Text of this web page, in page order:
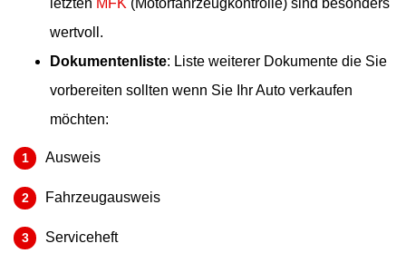
letzten MFK (Motorfahrzeugkontrolle) sind besonders
wertvoll.
Dokumentenliste: Liste weiterer Dokumente die Sie
vorbereiten sollten wenn Sie Ihr Auto verkaufen
möchten:
Ausweis
Fahrzeugausweis
Serviceheft